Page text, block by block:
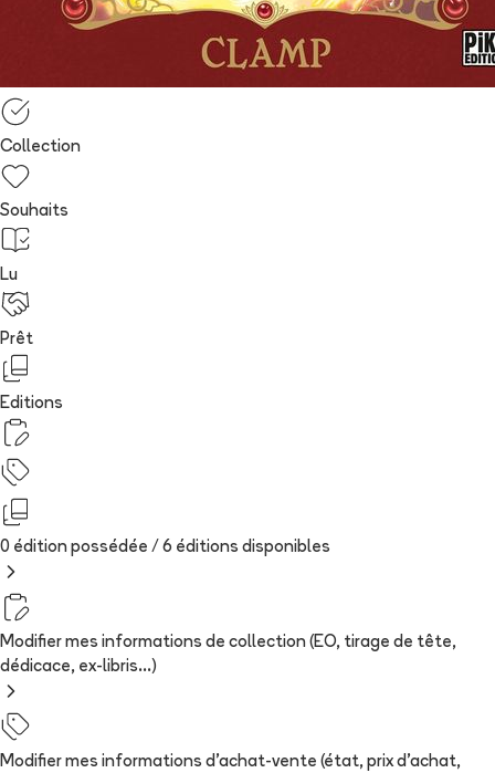
Collection
Souhaits
Lu
Prêt
Editions
0 édition possédée / 6 éditions disponibles
Modifier mes informations de collection (EO, tirage de tête,
dédicace, ex-libris...)
Modifier mes informations d'achat-vente (état, prix d'achat,